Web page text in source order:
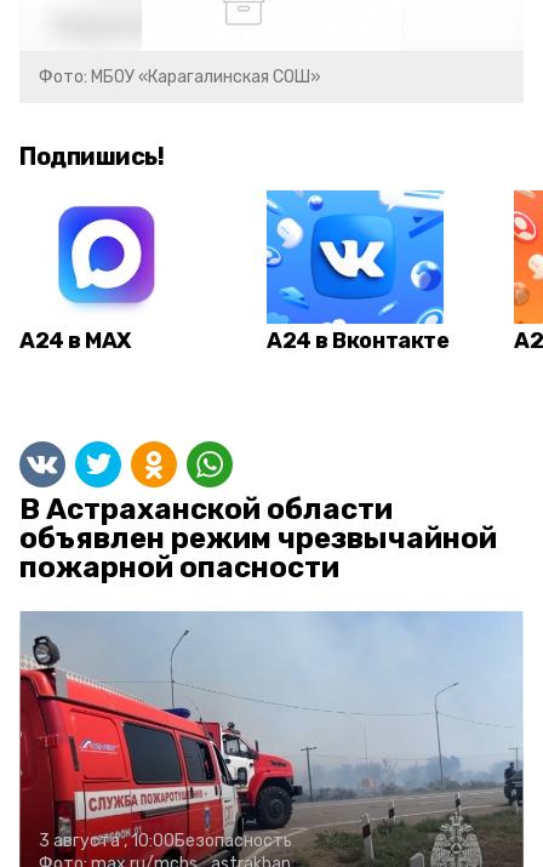
Фото: МБОУ «Карагалинская СОШ»
Подпишись!
А24 в MAX А24 в Вконтакте
В Астраханской области
объявлен режим чрезвычайной
пожарной опасности
3 августа , 10:00Безопасность